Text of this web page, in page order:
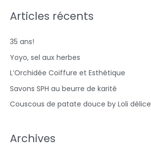
Articles récents
35 ans!
Yoyo, sel aux herbes
L’Orchidée Coiffure et Esthétique
Savons SPH au beurre de karité
Couscous de patate douce by Loli délice
Archives